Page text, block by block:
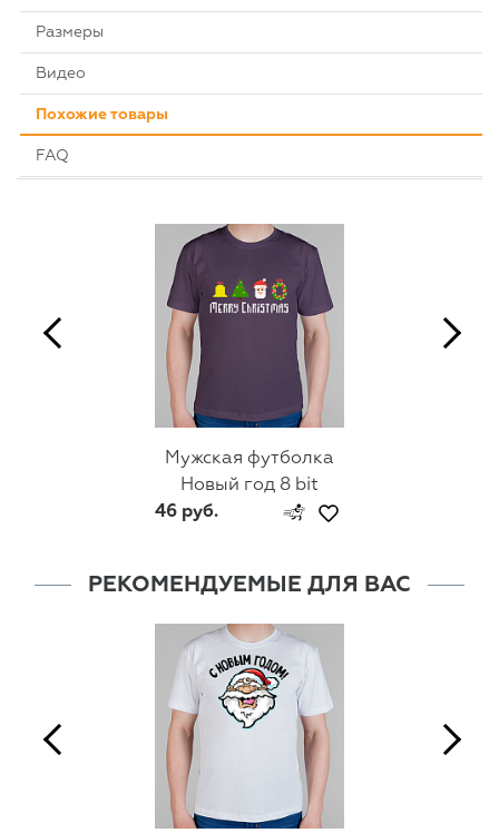
Размеры
Видео
Похожие товары
FAQ
Мужская футболка
Новый год 8 bit
46 руб.
РЕКОМЕНДУЕМЫЕ ДЛЯ ВАС